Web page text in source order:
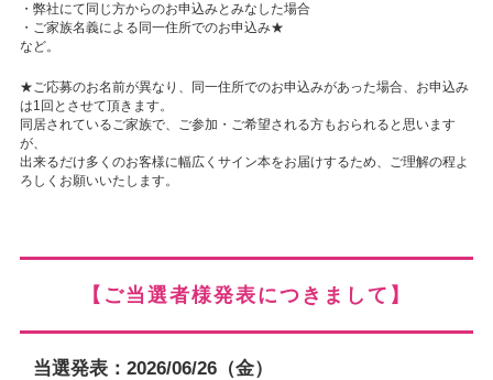
・弊社にて同じ方からのお申込みとみなした場合
・ご家族名義による同一住所でのお申込み★
など。
★ご応募のお名前が異なり、同一住所でのお申込みがあった場合、お申込み
は1回とさせて頂きます。
同居されているご家族で、ご参加・ご希望される方もおられると思います
が、
出来るだけ多くのお客様に幅広くサイン本をお届けするため、ご理解の程よ
ろしくお願いいたします。
【ご当選者様発表につきまして】
当選発表：2026/06/26（金）